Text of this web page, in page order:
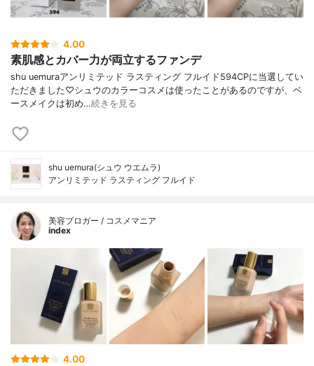
4.00
素肌感とカバー力が両立するファンデ
shu uemuraアンリミテッド ラスティング フルイド594CPに当選してい
ただきました♡シュウのカラーコスメは使ったことがあるのですが、ベ
ースメイクは初め…続きを見る
shu uemura(シュウ ウエムラ)
アンリミテッド ラスティング フルイド
美容ブロガー / コスメマニア
index
4.00